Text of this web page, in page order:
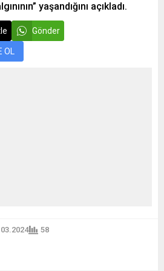
yaşandığını açıkladı.
Gönder
58